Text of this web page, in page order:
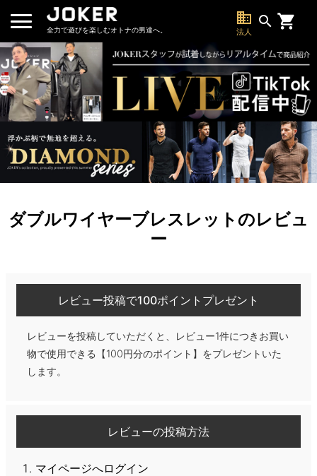
全力で遊びを楽しむオトナの男達へ。
business
法人
search
ダブルワイヤーブレスレットのレビュ
ー
レビュー投稿で100ポイントプレゼント
レビューを投稿していただくと、レビュー1件につきお買い
物で使用できる【100円分のポイント】をプレゼントいた
します。
レビューの投稿方法
マイページへログイン